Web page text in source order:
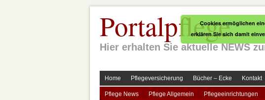
Portalpflege
Hier erhalten Sie aktuelle NEWS
Home Pflegeversicherung Bücher – Ecke Kontakt
Pflege News Pflege Allgemein Pflegeeinrichtungen
Cookies ermöglichen
erklären Sie sich damit